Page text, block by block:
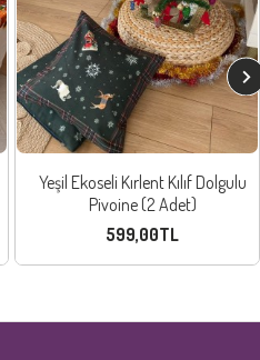
Yeşil Ekoseli Kırlent Kılıf Dolgulu
Pivoine (2 Adet)
599,00TL